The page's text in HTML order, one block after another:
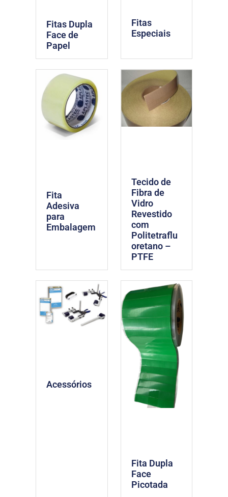
Fitas Dupla
Face de
Papel
Fitas
Especiais
Fita
Adesiva
para
Embalagem
Tecido de
Fibra de
Vidro
Revestido
com
Politetraflu
oretano –
PTFE
Acessórios
Fita Dupla
Face
Picotada